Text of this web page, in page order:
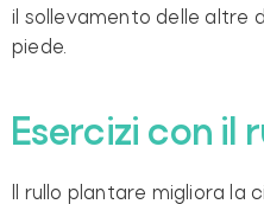
il sollevamento delle altre
piede.
Esercizi con il
Il rullo plantare migliora la